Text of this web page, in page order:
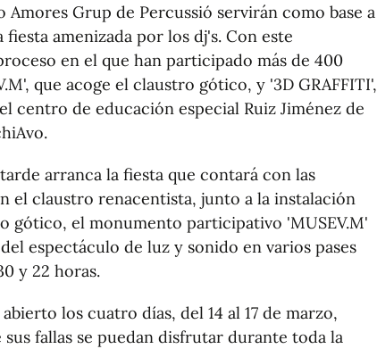
Amores Grup de Percussió servirán como base a
amenizada por los dj's. Con este
en el que han participado más de 400
que acoge el claustro gótico, y '3D GRAFFITI',
centro de educación especial Ruiz Jiménez de
arranca la fiesta que contará con las
el claustro renacentista, junto a la instalación
gótico, el monumento participativo 'MUSEV.M'
espectáculo de luz y sonido en varios pases
y 22 horas.
los cuatro días, del 14 al 17 de marzo,
fallas se puedan disfrutar durante toda la